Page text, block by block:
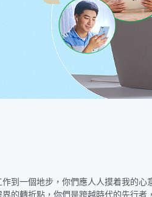
到一個地步，你們應人人摸着我的心
的轉折點，你們是跨越時代的先行者